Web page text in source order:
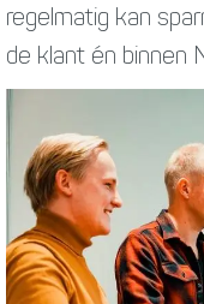
regelmatig kan
de klant én binnen